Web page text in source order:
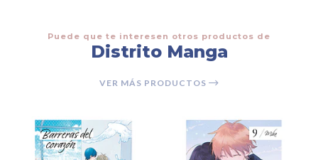
Puede que te interesen otros productos de
Distrito Manga
VER MÁS PRODUCTOS